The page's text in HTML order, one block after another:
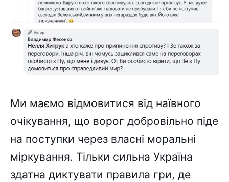
Ми маємо відмовитися від наївного
очікування, що ворог добровільно піде
на поступки через власні моральні
міркування. Тільки сильна Україна
здатна диктувати правила гри, де